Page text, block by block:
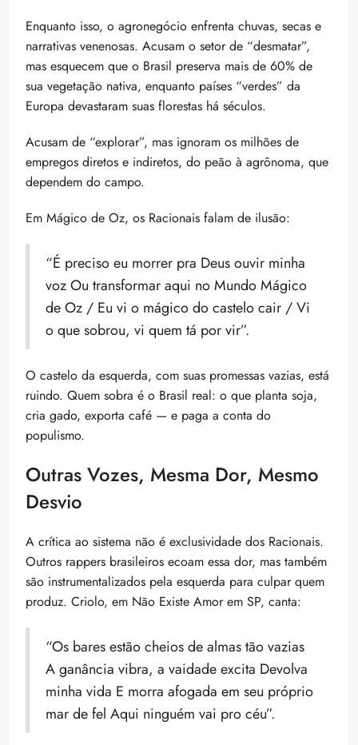
Enquanto isso, o agronegócio enfrenta chuvas, secas e
narrativas venenosas. Acusam o setor de “desmatar”,
mas esquecem que o Brasil preserva mais de 60% de
sua vegetação nativa, enquanto países “verdes” da
Europa devastaram suas florestas há séculos.
Acusam de “explorar”, mas ignoram os milhões de
empregos diretos e indiretos, do peão à agrônoma, que
dependem do campo.
Em Mágico de Oz, os Racionais falam de ilusão:
“É preciso eu morrer pra Deus ouvir minha
voz Ou transformar aqui no Mundo Mágico
de Oz / Eu vi o mágico do castelo cair / Vi
o que sobrou, vi quem tá por vir”.
O castelo da esquerda, com suas promessas vazias, está
ruindo. Quem sobra é o Brasil real: o que planta soja,
cria gado, exporta café — e paga a conta do
populismo.
Outras Vozes, Mesma Dor, Mesmo
Desvio
A crítica ao sistema não é exclusividade dos Racionais.
Outros rappers brasileiros ecoam essa dor, mas também
são instrumentalizados pela esquerda para culpar quem
produz. Criolo, em Não Existe Amor em SP, canta:
“Os bares estão cheios de almas tão vazias
A ganância vibra, a vaidade excita Devolva
minha vida E morra afogada em seu próprio
mar de fel Aqui ninguém vai pro céu”.